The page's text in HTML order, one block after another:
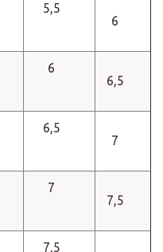
5,5
6
6
6,5
6,5
7
7
7,5
7,5